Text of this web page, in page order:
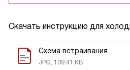
Скачать инструкцию для
Схема встраивания
JPG, 109.41 KB